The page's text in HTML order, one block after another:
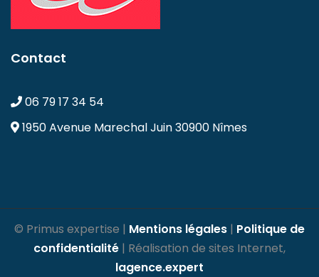
Contact
06 79 17 34 54
1950 Avenue Marechal Juin30900 Nîmes
© Primus expertise | Mentions légales | Politique de
confidentialité | Réalisation de sites Internet,
lagence.expert